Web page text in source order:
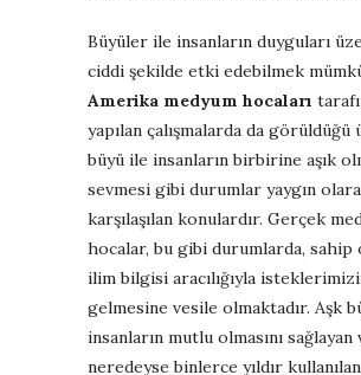
Büyüler ile insanların duyguları
ciddi şekilde etki edebilmek
Amerika medyum hocaları
yapılan çalışmalarda da
büyü ile insanların birbirine aşık
sevmesi gibi durumlar yaygın
karşılaşılan konulardır. Gerçek
hocalar, bu gibi durumlarda, sahip
ilim bilgisi aracılığıyla
gelmesine vesile olmaktadır. Aşk
insanların mutlu olmasını sağlayan
neredeyse binlerce yıldır